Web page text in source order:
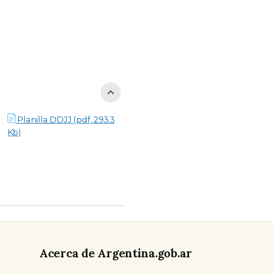
Planilla DDJJ (pdf, 293.3
Kb)
Acerca de Argentina.gob.ar